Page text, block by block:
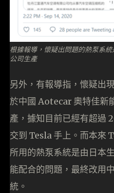
根據報導，懷疑出問題的熱泵系
公司生產
另外，有報導指，懷疑出
於中國 Aotecar 奧特佳新
產，據知目前已經有超過
交到 Tesla 手上。而本來
所用的熱泵系統是由日本
能配合的問題，最終改用
統。